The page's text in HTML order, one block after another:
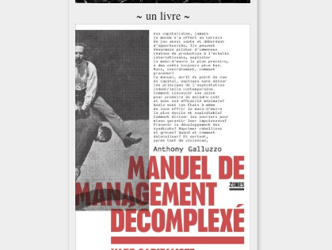
~ un livre ~